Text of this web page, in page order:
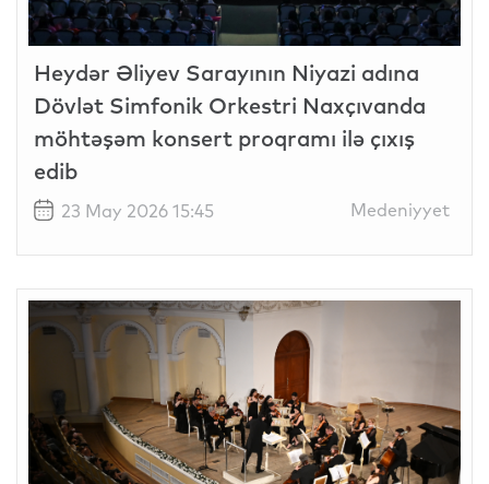
Heydər Əliyev Sarayının Niyazi adına
Dövlət Simfonik Orkestri Naxçıvanda
möhtəşəm konsert proqramı ilə çıxış
edib
23 May 2026 15:45 Medeniyyet